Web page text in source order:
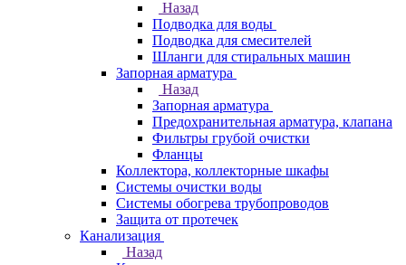
Назад
Подводка для воды
Подводка для смесителей
Шланги для стиральных машин
Запорная арматура
Назад
Запорная арматура
Предохранительная арматура, клапана
Фильтры грубой очистки
Фланцы
Коллектора, коллекторные шкафы
Системы очистки воды
Системы обогрева трубопроводов
Защита от протечек
Канализация
Назад